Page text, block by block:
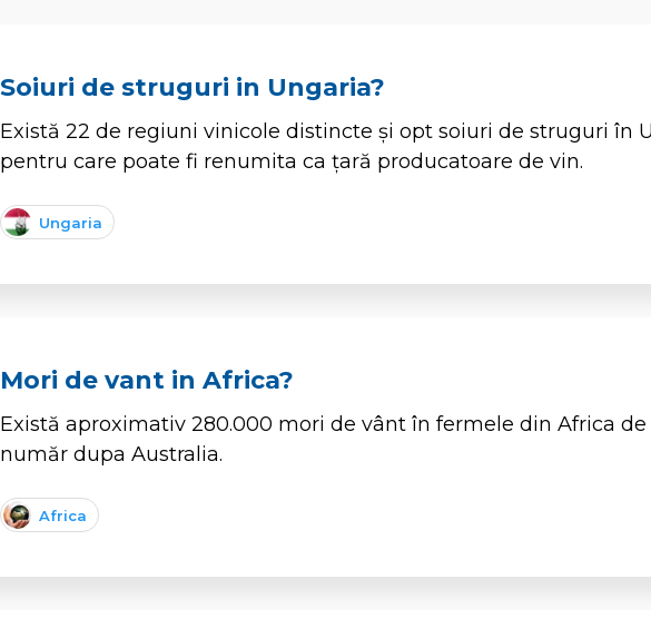
Soiuri de struguri in Ungaria?
Există 22 de regiuni vinicole distincte și opt soiuri de struguri în
pentru care poate fi renumita ca țară producatoare de vin.
Ungaria
Mori de vant in Africa?
Există aproximativ 280.000 mori de vânt în fermele din Africa de
număr dupa Australia.
Africa